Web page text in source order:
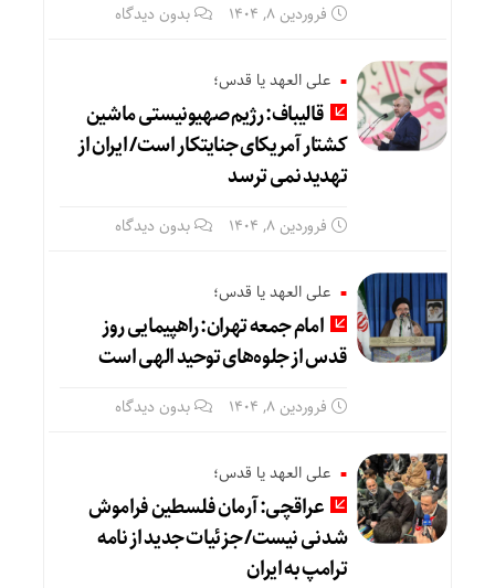
فروردین ۸, ۱۴۰۴ بدون دیدگاه
علی العهد یا قدس؛
قالیباف: رژیم صهیونیستی ماشین
کشتار آمریکای جنایتکار است/ ایران از
تهدید نمی ترسد
فروردین ۸, ۱۴۰۴ بدون دیدگاه
علی العهد یا قدس؛
امام جمعه تهران: راهپیمایی روز
قدس از جلوه‌های توحید الهی است
فروردین ۸, ۱۴۰۴ بدون دیدگاه
علی العهد یا قدس؛
عراقچی: آرمان فلسطین فراموش
شدنی نیست/ جزئیات جدید از نامه
ترامپ به ایران